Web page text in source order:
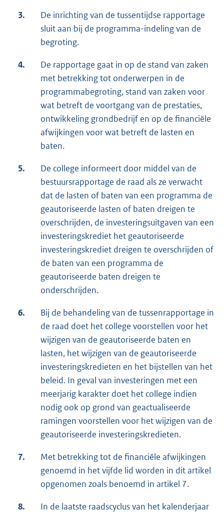
3.
De inrichting van de tussentijdse rapportage
sluit aan bij de programma-indeling van de
begroting.
4.
De rapportage gaat in op de stand van zaken
met betrekking tot onderwerpen in de
programmabegroting, stand van zaken voor
wat betreft de voortgang van de prestaties,
ontwikkeling grondbedrijf en op de financiële
afwijkingen voor wat betreft de lasten en
baten.
5.
De college informeert door middel van de
bestuursrapportage de raad als ze verwacht
dat de lasten of baten van een programma de
geautoriseerde lasten of baten dreigen te
overschrijden, de investeringsuitgaven van een
investeringskrediet het geautoriseerde
investeringskrediet dreigen te overschrijden of
de baten van een programma de
geautoriseerde baten dreigen te
onderschrijden.
6.
Bij de behandeling van de tussenrapportage in
de raad doet het college voorstellen voor het
wijzigen van de geautoriseerde baten en
lasten, het wijzigen van de geautoriseerde
investeringskredieten en het bijstellen van het
beleid. In geval van investeringen met een
meerjarig karakter doet het college indien
nodig ook op grond van geactualiseerde
ramingen voorstellen voor het wijzigen van de
geautoriseerde investeringskredieten.
7.
Met betrekking tot de financiële afwijkingen
genoemd in het vijfde lid worden in dit artikel
opgenomen zoals benoemd in artikel 7.
8.
In de laatste raadscyclus van het kalenderjaar